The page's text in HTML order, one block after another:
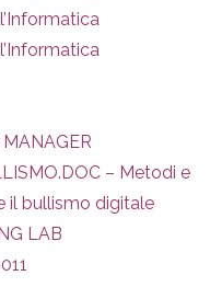
– Metodi e
il bullismo digitale
LAB